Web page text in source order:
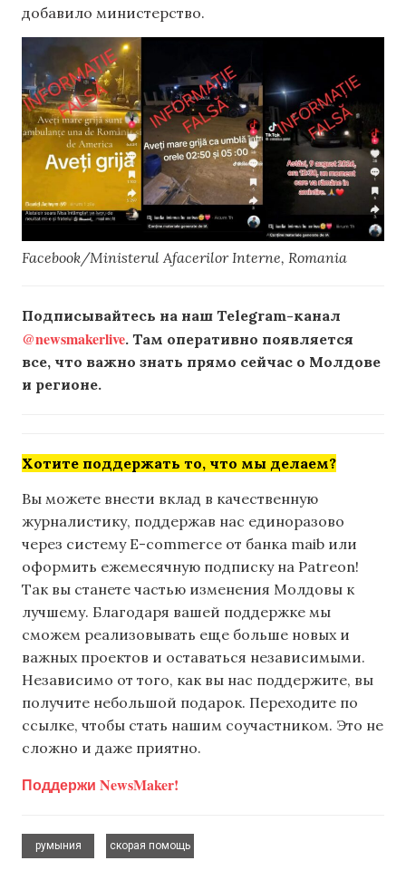
добавило министерство.
Facebook/Ministerul Afacerilor Interne, Romania
Подписывайтесь на наш Telegram-канал
@newsmakerlive. Там оперативно появляется
все, что важно знать прямо сейчас о Молдове
и регионе.
Хотите поддержать то, что мы делаем?
Вы можете внести вклад в качественную
журналистику, поддержав нас единоразово
через систему E-commerce от банка maib или
оформить ежемесячную подписку на Patreon!
Так вы станете частью изменения Молдовы к
лучшему. Благодаря вашей поддержке мы
сможем реализовывать еще больше новых и
важных проектов и оставаться независимыми.
Независимо от того, как вы нас поддержите, вы
получите небольшой подарок. Переходите по
ссылке, чтобы стать нашим соучастником. Это не
сложно и даже приятно.
Поддержи NewsMaker!
румыния
скорая помощь